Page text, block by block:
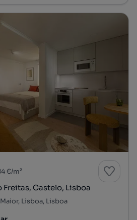
€/m²
Castelo, Lisboa
Lisboa, Lisboa